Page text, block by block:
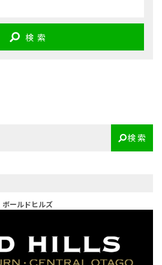
検 索
検 索
ボールドヒルズ